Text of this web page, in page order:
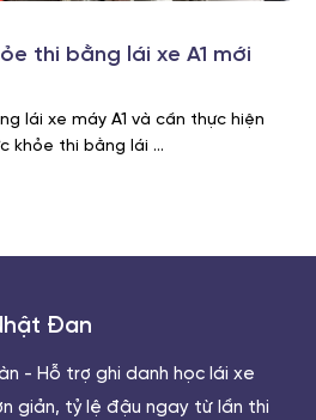
thi bằng lái xe A1 mới
lái xe máy A1 và cần thực hiện
khỏe thi bằng lái ...
Đan
- Hỗ trợ ghi danh học lái xe
giản, tỷ lệ đậu ngay từ lần thi